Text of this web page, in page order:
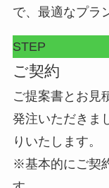
で、最適なプラ
STEP
ご契約
ご提案書とお見
発注いただきま
りいたします。
※基本的にご契